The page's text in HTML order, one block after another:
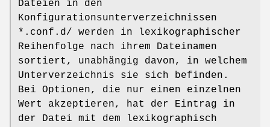
Dateien in den
Konfigurationsunterverzeichnissen
*.conf.d/ werden in lexikographischer
Reihenfolge nach ihrem Dateinamen
sortiert, unabhängig davon, in welchem
Unterverzeichnis sie sich befinden.
Bei Optionen, die nur einen einzelnen
Wert akzeptieren, hat der Eintrag in
der Datei mit dem lexikographisch